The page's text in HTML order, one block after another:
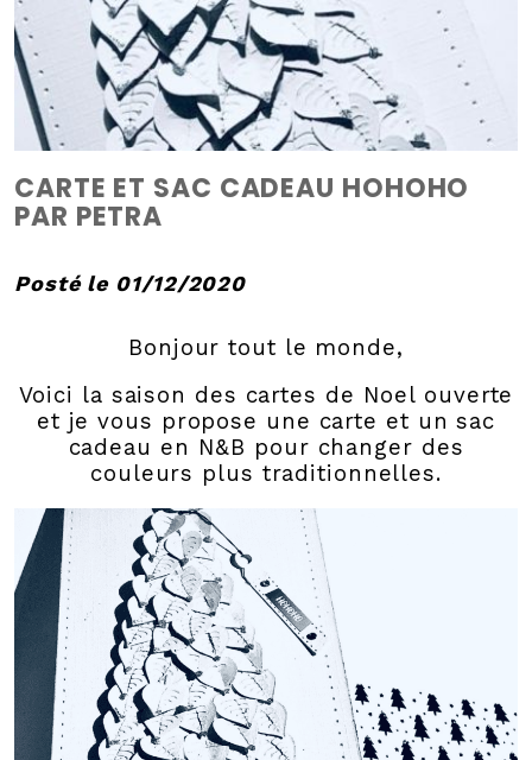
CARTE ET SAC CADEAU HOHOHO
PAR PETRA
Posté le 01/12/2020
Bonjour tout le monde,
Voici la saison des cartes de Noel ouverte
et je vous propose une carte et un sac
cadeau en N&B pour changer des
couleurs plus traditionnelles.